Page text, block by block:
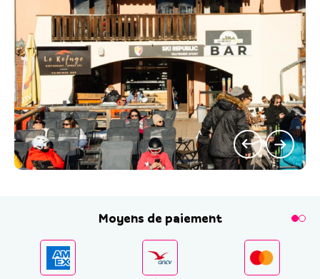
Moyens de paiement